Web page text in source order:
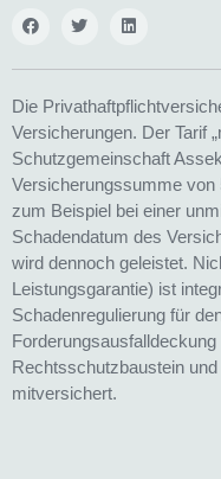
Die
Versicherungen. Der Tarif
Schutzgemeinschaft
Versicherungssumme
zum Beispiel bei einer
Schadendatum des
wird dennoch geleistet.
Leistungsgarantie) ist
Schadenregulierung für
Rechtsschutzbaustein
mitversichert.